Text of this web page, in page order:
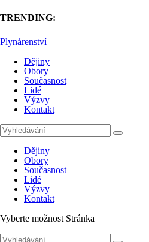
TRENDING:
Plynárenství
Dějiny
Obory
Současnost
Lidé
Výzvy
Kontakt
Dějiny
Obory
Současnost
Lidé
Výzvy
Kontakt
Vyberte možnost Stránka